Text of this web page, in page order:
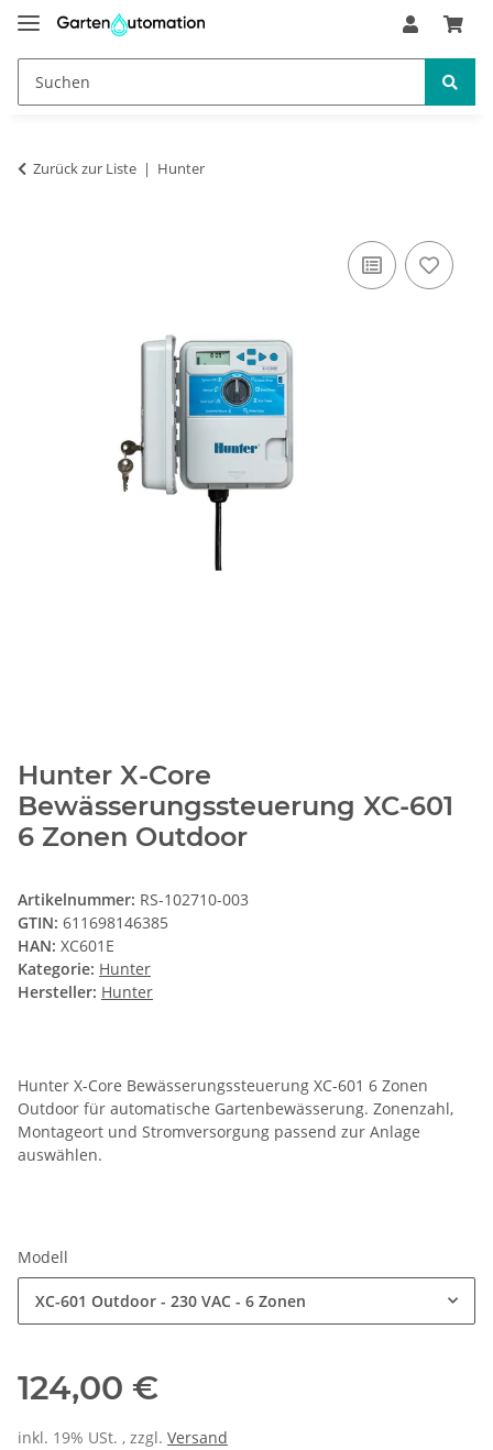
Zurück zur Liste Hunter
Hunter X-Core
Bewässerungssteuerung XC-601
6 Zonen Outdoor
Artikelnummer: RS-102710-003
GTIN: 611698146385
HAN: XC601E
Kategorie: Hunter
Hersteller: Hunter
Hunter X-Core Bewässerungssteuerung XC-601 6 Zonen
Outdoor für automatische Gartenbewässerung. Zonenzahl,
Montageort und Stromversorgung passend zur Anlage
auswählen.
Modell
XC-601 Outdoor - 230 VAC - 6 Zonen
124,00 €
inkl. 19% USt. , zzgl. Versand